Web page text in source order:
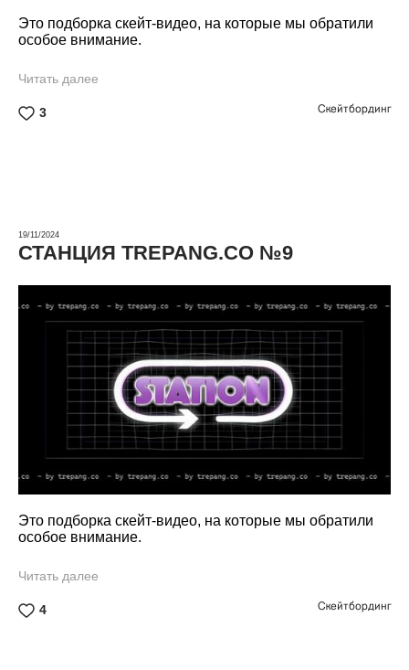
Это подборка скейт-видео, на которые мы обратили
особое внимание.
Читать далее
3 Скейтбординг
Это подборка скейт-видео, на которые мы обратили
особое внимание.
Читать далее
4 Скейтбординг
19/11/2024
СТАНЦИЯ TREPANG.CO №9